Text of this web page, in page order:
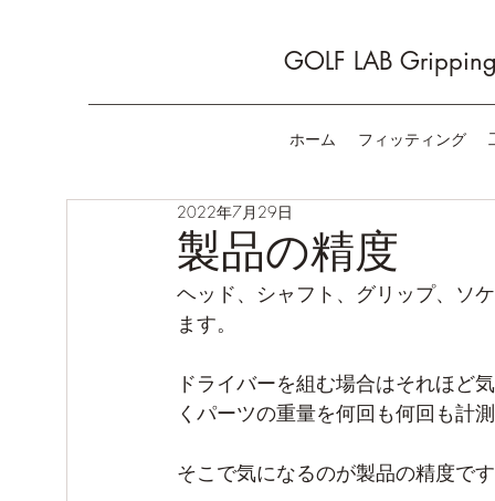
GOLF LAB
ホーム フィッティング
製品の精度
2022年7月29日
ヘッド、シャフト、グリップ、ソ
ます。
ドライバーを組む場合はそれほど
くパーツの重量を何回も何回も計
そこで気になるのが製品の精度で